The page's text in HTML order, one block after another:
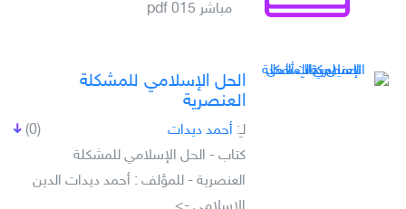
مباشر pdf 015
الحل الإسلامي للمشكلة
العنصرية
(0) لـِ: أحمد ديدات
كتاب - الحل الإسلامي للمشكلة
العنصرية - للمؤلف : أحمد ديدات الدين